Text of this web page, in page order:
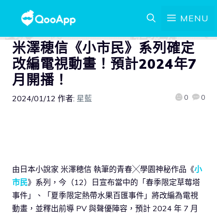
MENU
米澤穂信《小市民》系列確定
改編電視動畫！預計2024年7
月開播！
2024/01/12 作者: 星藍 0 0
由日本小說家 米澤穂信 執筆的青春╳學園神秘作品《小
市民》系列，今（12）日宣布當中的「春季限定草莓塔
事件」、「夏季限定熱帶水果百匯事件」將改編為電視
動畫，並釋出前導 PV 與聲優陣容，預計 2024 年 7 月